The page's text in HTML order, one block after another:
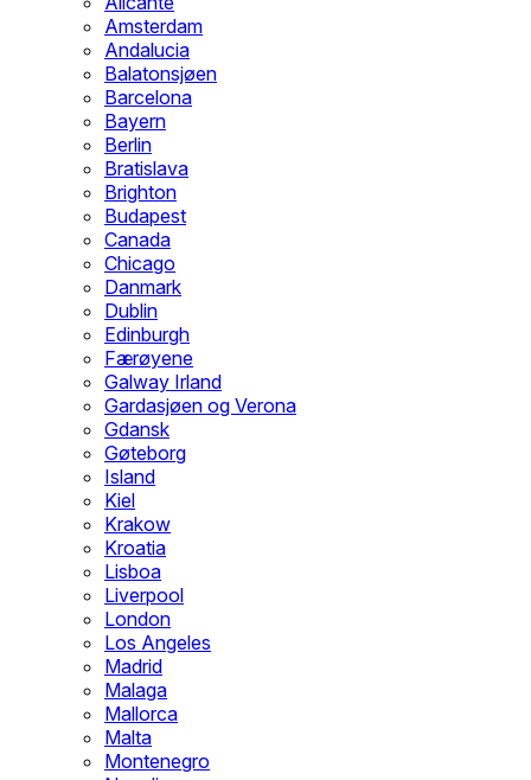
Amsterdam
Andalucia
Balatonsjøen
Barcelona
Bayern
Berlin
Bratislava
Brighton
Budapest
Canada
Chicago
Danmark
Dublin
Edinburgh
Færøyene
Galway Irland
Gardasjøen og Verona
Gdansk
Gøteborg
Island
Kiel
Krakow
Kroatia
Lisboa
Liverpool
London
Los Angeles
Madrid
Malaga
Mallorca
Malta
Montenegro